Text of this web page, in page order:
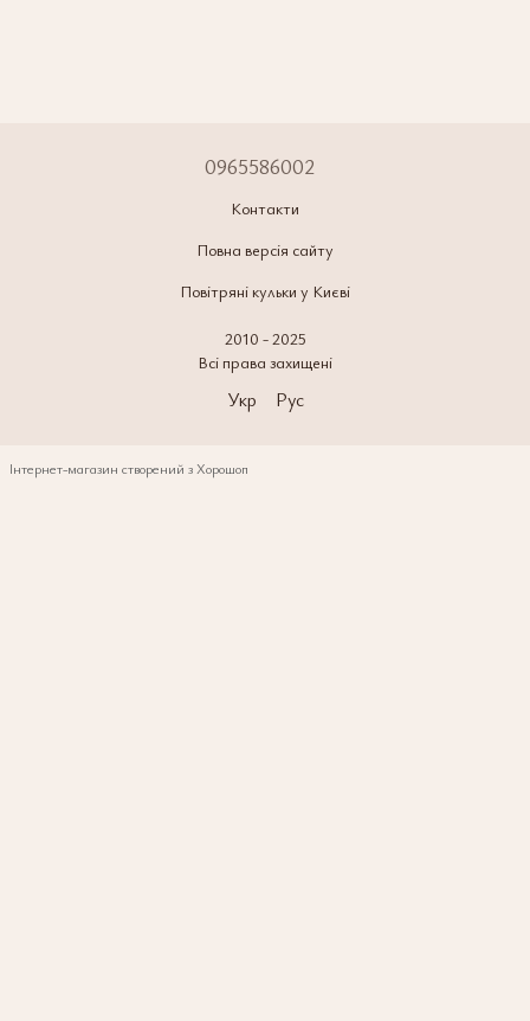
0965586002
Контакти
Повна версія сайту
Повітряні кульки у Києві
2010 - 2025
Всі права захищені
Укр Рус
Інтернет-магазин створений з Хорошоп